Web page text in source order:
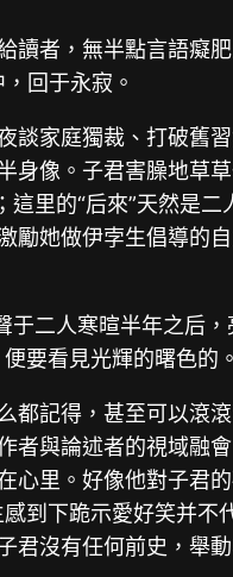
者，無半點言語癡
回于永寂。
談家庭獨裁、打破舊
身像。子君害臊地草
里的“后來”天然是二
她做伊孛生倡導的
二人寒暄半年之后
要看見光輝的曙色的
都記得，甚至可以滾
者與論述者的視域融
里。好像他對子君
到下跪示愛好笑并不
君沒有任何前史，舉